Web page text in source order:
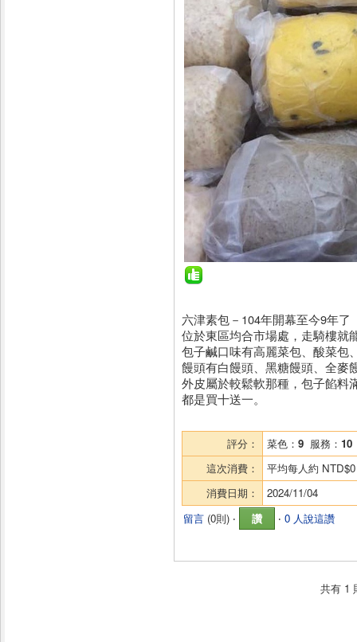
六津素包－104年開幕至今9年了
位於東區均合市場處，走騎樓就
包子鹹口味有高麗菜包、酸菜包
饅頭有白饅頭、黑糖饅頭、全麥
外皮屬於較鬆軟那種，包子餡料
都是買十送一。
評分： 菜色： 9 服務： 10
這次消費：
平均每人約 NTD$0
消費日期：
2024/11/04
留言 (0則) ‧ 讚 ‧ 0 人說這讚
共有 1